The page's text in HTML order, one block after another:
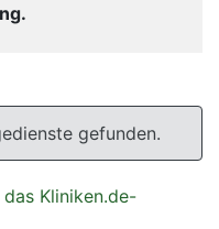
gefunden.
Kliniken.de-